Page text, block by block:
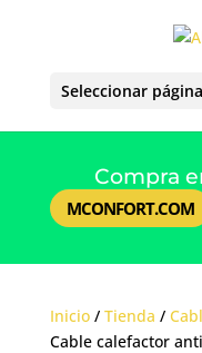
Seleccionar página
Compra
MCONFORT.COM
Inicio/ Tienda /
Cable calefactor